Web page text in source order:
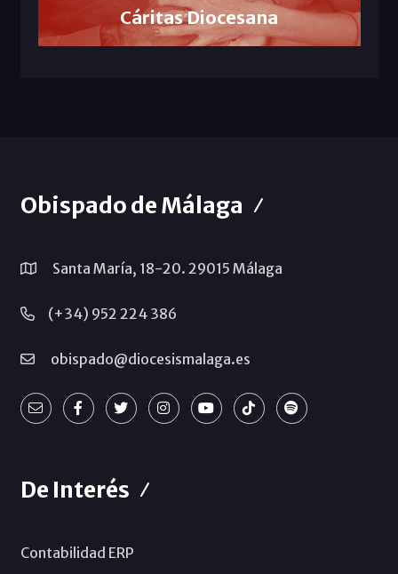
Cáritas Diocesana
Obispado de Málaga
Santa María, 18-20. 29015 Málaga
(+34) 952 224 386
obispado@diocesismalaga.es
De Interés
Contabilidad ERP